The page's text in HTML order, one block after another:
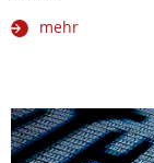
mehr